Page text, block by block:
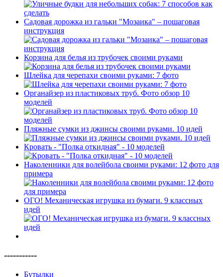
Садовая дорожка из гальки "Мозаика" – пошаговая
инструкция
Корзина для белья из трубочек своими руками
Шлейка для черепахи своими руками: 7 фото
Органайзер из пластиковых труб. Фото обзор 10
моделей
Пляжные сумки из джинсы своими руками. 10 идей
Кровать - "Полка откидная" - 10 моделей
Наколенники для волейбола своими руками: 12 фото для
примера
ОГО! Механическая игрушка из бумаги. 9 классных
идей
-----------
Бутылки